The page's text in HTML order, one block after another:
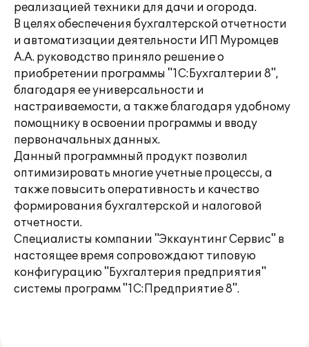
реализацией техники для дачи и огорода.
В целях обеспечения бухгалтерской отчетности
и автоматизации деятельности ИП Муромцев
А.А. руководство приняло решение о
приобретении программы "1С:Бухгалтерии 8",
благодаря ее универсальности и
настраиваемости, а также благодаря удобному
помощнику в освоении программы и вводу
первоначальных данных.
Данный программный продукт позволил
оптимизировать многие учетные процессы, а
также повысить оперативность и качество
формирования бухгалтерской и налоговой
отчетности.
Специалисты компании "Эккаунтинг Сервис" в
настоящее время сопровождают типовую
конфигурацию "Бухгалтерия предприятия"
системы программ "1С:Предприятие 8".